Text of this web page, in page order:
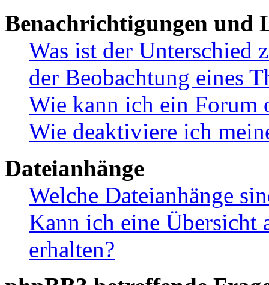
Benachrichtigungen und
Was ist der Unterschied
der Beobachtung eines
Wie kann ich ein Forum
Wie deaktiviere ich
Dateianhänge
Welche Dateianhänge
Kann ich eine Übersicht
erhalten?